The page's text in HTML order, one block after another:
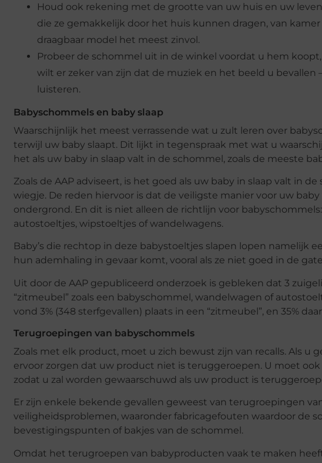
Houd ook rekening met de grootte van uw huis en uw
die ze gemakkelijk door het huis kunnen dragen, van
draagbaar model het meest zinvol.
Probeer de schommel uit in de winkel voordat u hem
wilt er zeker van zijn dat de muziek en het beeld u bevallen
luisteren.
Babyschommels en baby slaap
Waarschijnlijk het meest verrassende wat u zult leren over
terwijl uw baby slaapt. Dit lijkt in tegenspraak met wat u
het als uw baby in slaap valt in de schommel, zoals de meeste
Zoals de AAP adviseert, is het goed als uw baby in slaap valt in
wiegje. De reden hiervoor is dat de veiligste manier voor uw
ondergrond. En dit is niet alleen de richtlijn voor
autostoeltjes, wipstoeltjes of wandelwagens.
Baby’s die rechtop in deze babystoeltjes slapen lopen namelijk
hun ademhaling in gevaar komt, vooral als ze niet goed in de
Uit door de AAP gepubliceerd onderzoek is gebleken dat 3
“zitmeubel” zoals een babyschommel, wandelwagen of
vond 3% (348 sterfgevallen) plaats in een “zitmeubel”, en 35%
Terugroepingen van babyschommels
Zoals met elk product, moet u zich bewust zijn van recalls. Als
ervoor zorgen dat uw product niet is teruggeroepen. U moet
zodat u zal worden gewaarschuwd als uw product is
Er zijn enkele bekende gevallen geweest van terugroepingen
veiligheidsproblemen, waaronder fabricagefouten waardoor de
bevestigingspunten of bakjes van de schommel.
Omdat het terugroepen van babyproducten vaak te maken